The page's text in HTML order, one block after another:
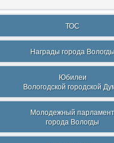
ТОС
Награды города
Юбилеи
Вологодской городской
Молодежный парламент
города Вологды